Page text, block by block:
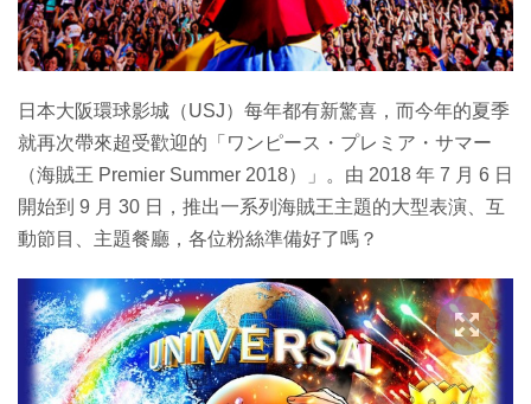
日本大阪環球影城（USJ）每年都有新驚喜，而今年的夏季
就再次帶來超受歡迎的「ワンピース・プレミア・サマー
（海賊王 Premier Summer 2018）」。由 2018 年 7 月 6 日
開始到 9 月 30 日，推出一系列海賊王主題的大型表演、互
動節目、主題餐廳，各位粉絲準備好了嗎？